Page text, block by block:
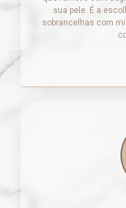
sua pele. É a
sobrancelhas com